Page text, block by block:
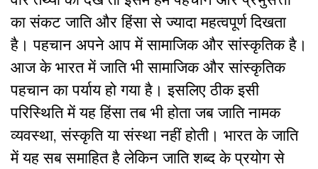
का संकट जाति और हिंसा से ज्यादा महत्वपूर्ण दिखता
है। पहचान अपने आप में सामाजिक और सांस्कृतिक है।
आज के भारत में जाति भी सामाजिक और सांस्कृतिक
पहचान का पर्याय हो गया है। इसलिए ठीक इसी
परिस्थिति में यह हिंसा तब भी होता जब जाति नामक
व्यवस्था, संस्कृति या संस्था नहीं होती। भारत के जाति
में यह सब समाहित है लेकिन जाति शब्द के प्रयोग से